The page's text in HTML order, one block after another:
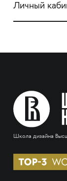
Личный
Школа дизайна